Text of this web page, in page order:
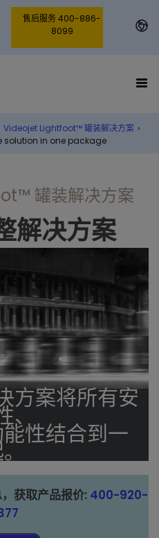
售后服务 400-886-
8099
Videojet Lightfoot™ 罐装解决方案 ›
solution in one package
罐装解决方案
解决方案
方案将所有安
、
性结合到一
获取产品报价: 400-920-